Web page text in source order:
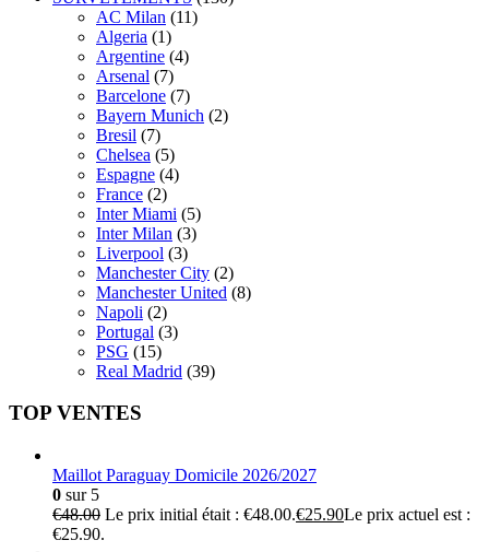
AC Milan (11)
Algeria (1)
Argentine (4)
Arsenal (7)
Barcelone (7)
Bayern Munich (2)
Bresil (7)
Chelsea (5)
Espagne (4)
France (2)
Inter Miami (5)
Inter Milan (3)
Liverpool (3)
Manchester City (2)
Manchester United (8)
Napoli (2)
Portugal (3)
PSG (15)
Real Madrid (39)
TOP VENTES
Maillot Paraguay Domicile 2026/2027
0 sur 5
€48.00 Le prix initial était : €48.00.€25.90Le prix actuel est :
€25.90.